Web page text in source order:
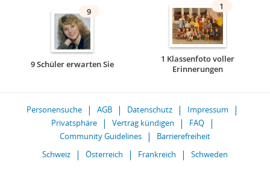
9
9 Schüler erwarten Sie
1
1 Klassenfoto voller
Erinnerungen
Personensuche AGB Datenschutz
Impressum
Privatsphäre
Vertrag kündigen
FAQ
Community Guidelines
Barrierefreiheit
Schweiz
Österreich Frankreich Schweden